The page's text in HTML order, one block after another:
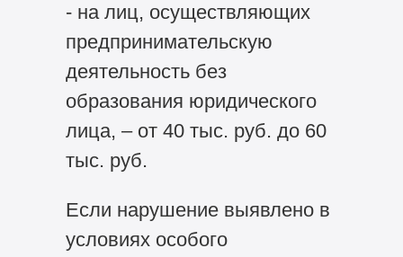
- на лиц, осуществляющих
предпринимательскую
деятельность без
образования юридического
лица, – от 40 тыс. руб. до 60
тыс. руб.
Если нарушение выявлено в
условиях особого